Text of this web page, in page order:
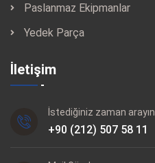
Paslanmaz Ekipmanlar
Yedek Parça
İletişim
İstediğiniz zaman arayın
+90 (212) 507 58 11